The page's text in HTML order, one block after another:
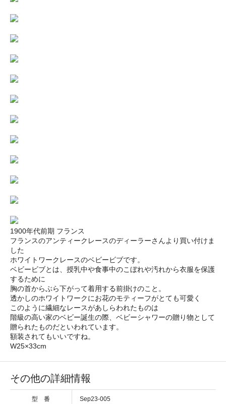
1900年代前期 フランス
フランスのアンティークレースのディーラーさんより買い付けま
した
ホワイトワークレースのベビービブです。
ベビービブとは、授乳中や食事中のこぼれや汚れから衣服を保護
するために
胸の首からぶら下がって着用する前掛けのこと。
透かしのホワイトワークにお花のモティーフがとても可愛く
このように繊細なレースがあしらわれたものは
階級の高い家のベビー誕生の際、ベビーシャワーの贈り物として
贈られたものだといわれています。
額装されてもいいですね。
W25×33cm
その他の詳細情報
型 番 Sep23-005